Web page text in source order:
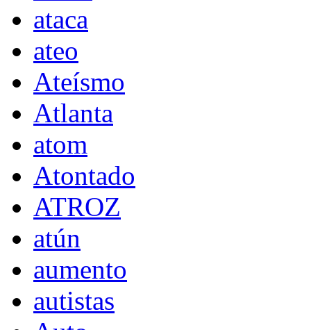
ataca
ateo
Ateísmo
Atlanta
atom
Atontado
ATROZ
atún
aumento
autistas